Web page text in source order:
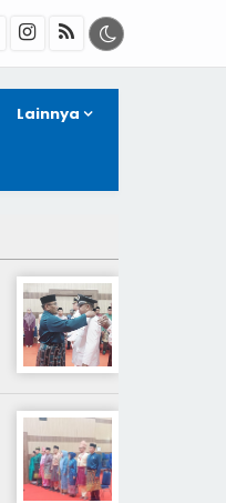
Lainnya